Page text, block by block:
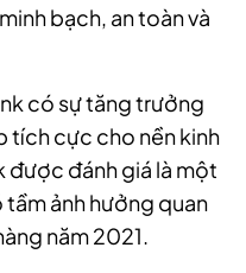
bạch, an toàn và
có sự tăng trưởng
tích cực cho nền kinh
được đánh giá là một
ảnh hưởng quan
năm 2021.